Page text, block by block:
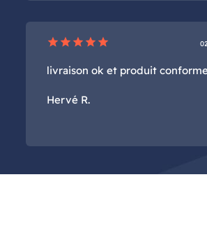
star star star star star
livraison ok et produit
Hervé R.